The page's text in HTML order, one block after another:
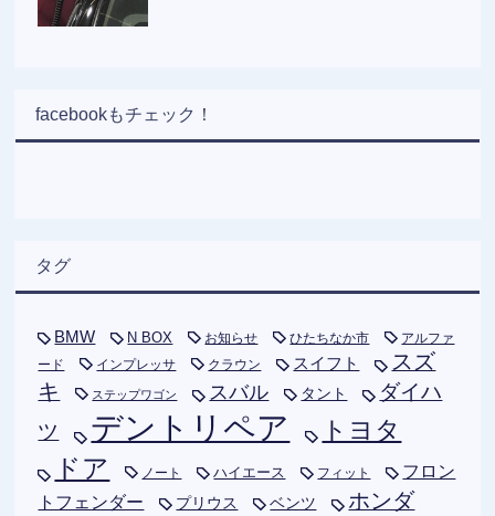
facebookもチェック！
タグ
BMW N BOX お知らせ ひたちなか市
アルファ
ード
インプレッサ クラウン スイフト
スズ
キ
ステップワゴン スバル タント
ダイハ
ツ
デントリペア
トヨタ
ドア
ノート ハイエース フィット
フロン
トフェンダー
プリウス ベンツ ホンダ